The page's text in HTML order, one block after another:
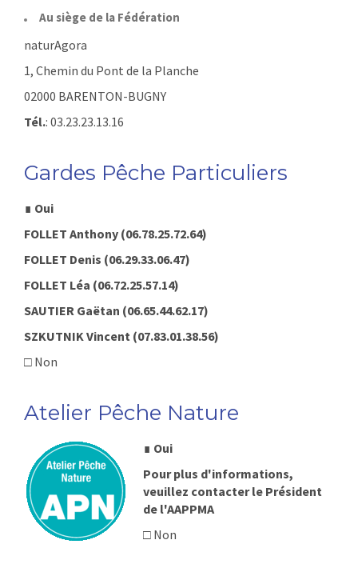
Au siège de la Fédération
naturAgora
1, Chemin du Pont de la Planche
02000 BARENTON-BUGNY
Tél.: 03.23.23.13.16
Gardes Pêche Particuliers
∎ Oui
FOLLET Anthony (06.78.25.72.64)
FOLLET Denis (06.29.33.06.47)
FOLLET Léa (06.72.25.57.14)
SAUTIER Gaëtan (06.65.44.62.17)
SZKUTNIK Vincent (07.83.01.38.56)
□ Non
Atelier Pêche Nature
∎ Oui
Pour plus d'informations,
veuillez contacter le Président
de l'AAPPMA
□ Non